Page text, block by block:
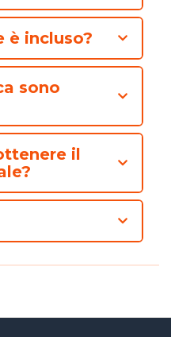
è incluso?
sono
il